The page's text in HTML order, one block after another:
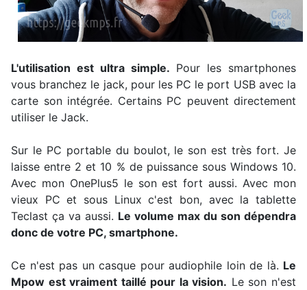
L'utilisation est ultra simple. Pour les smartphones
vous branchez le jack, pour les PC le port USB avec la
carte son intégrée. Certains PC peuvent directement
utiliser le Jack.
Sur le PC portable du boulot, le son est très fort. Je
laisse entre 2 et 10 % de puissance sous Windows 10.
Avec mon OnePlus5 le son est fort aussi. Avec mon
vieux PC et sous Linux c'est bon, avec la tablette
Teclast ça va aussi. Le volume max du son dépendra
donc de votre PC, smartphone.
Ce n'est pas un casque pour audiophile loin de là. Le
Mpow est vraiment taillé pour la vision. Le son n'est